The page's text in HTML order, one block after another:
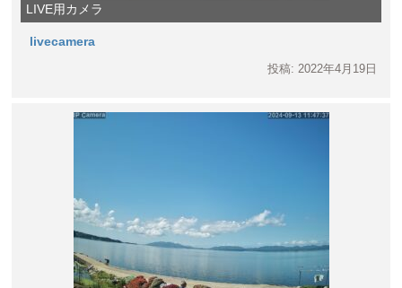
LIVE用カメラ
livecamera
投稿: 2022年4月19日